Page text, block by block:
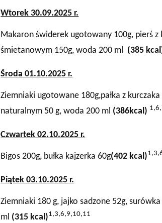
Wtorek 30.09.2025 r.
Makaron świderek ugotowany 100g, pierś z
śmietanowym 150g, woda 200 ml (385
Środa 01.10.2025 r.
Ziemniaki ugotowane 180g,pałka z
naturalnym 50 g, woda 200 ml (386kcal)
Czwartek 02.10.2025 r.
Bigos 200g, bułka kajzerka 60g(402 kcal)
Piątek 03.10.2025 r.
Ziemniaki 180 g, jajko sadzone 52g,
ml (315 kcal)1,3,6,9,10,11